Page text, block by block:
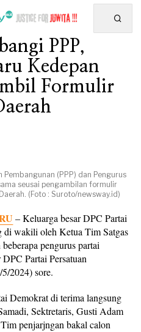
PPP,
Kedepan
Formulir
(PPP) dan Pengurus
seusai pengambilan formulir
(Foto : Suroto/newsway.id)
– Keluarga besar DPC Partai
wakili oleh Ketua Tim Satgas
pengurus partai
Partai Persatuan
2024) sore.
Demokrat di terima langsung
Sektretaris, Gusti Adam
penjarjngan bakal calon